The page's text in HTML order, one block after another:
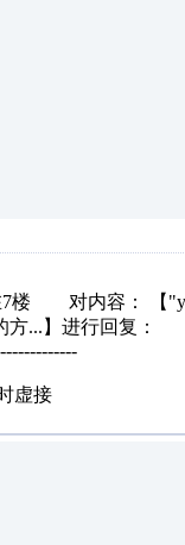
楼 对内容： 【
...】进行回复：
虚接